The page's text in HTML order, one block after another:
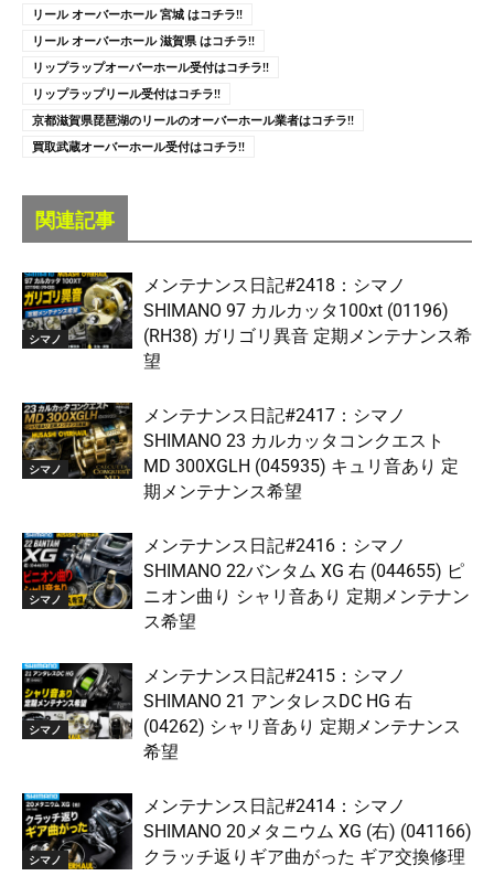
リール オーバーホール 宮城 はコチラ!!
リール オーバーホール 滋賀県 はコチラ!!
リップラップオーバーホール受付はコチラ!!
リップラップリール受付はコチラ!!
京都滋賀県琵琶湖のリールのオーバーホール業者はコチラ!!
買取武蔵オーバーホール受付はコチラ!!
関連記事
シマノ
メンテナンス日記#2418：シマノ
SHIMANO 97 カルカッタ100xt (01196)
(RH38) ガリゴリ異音 定期メンテナンス希
望
シマノ
メンテナンス日記#2417：シマノ
SHIMANO 23 カルカッタコンクエスト
MD 300XGLH (045935) キュリ音あり 定
期メンテナンス希望
シマノ
メンテナンス日記#2416：シマノ
SHIMANO 22バンタム XG 右 (044655) ピ
ニオン曲り シャリ音あり 定期メンテナン
ス希望
シマノ
メンテナンス日記#2415：シマノ
SHIMANO 21 アンタレスDC HG 右
(04262) シャリ音あり 定期メンテナンス
希望
シマノ
メンテナンス日記#2414：シマノ
SHIMANO 20メタニウム XG (右) (041166)
クラッチ返りギア曲がった ギア交換修理